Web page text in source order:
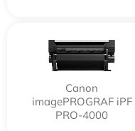
Canon
imagePROGRAF iPF
PRO-4000